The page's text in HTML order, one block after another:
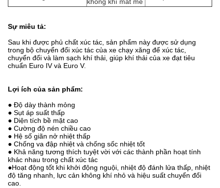
Sự miêu tả:
Sau khi được phủ chất xúc tác, sản phẩm này được sử dụng
trong bộ chuyển đổi xúc tác của xe chạy xăng để xúc tác,
chuyển đổi và làm sạch khí thải, giúp khí thải của xe đạt tiêu
chuẩn Euro IV và Euro V.
Lợi ích của sản phẩm:
● Độ dày thành mỏng
● Sụt áp suất thấp
● Diện tích bề mặt cao
● Cường độ nén chiều cao
● Hệ số giãn nở nhiệt thấp
● Chống va đập nhiệt và chống sốc nhiệt tốt
● Khả năng tương thích tuyệt vời với các thành phần hoạt tính
khác nhau trong chất xúc tác
●Hoạt động tốt khi khởi động nguội, nhiệt độ đánh lửa thấp, nhiệt
độ tăng nhanh, lực cản không khí nhỏ và hiệu suất chuyển đổi
cao.